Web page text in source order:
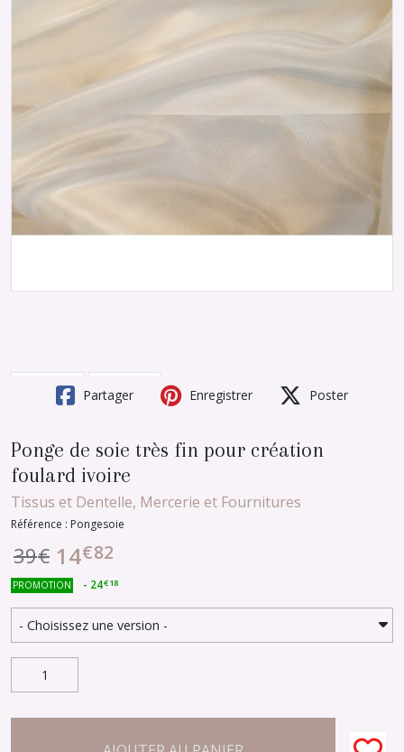
Partager Enregistrer Poster
Ponge de soie très fin pour création
foulard ivoire
Tissus et Dentelle, Mercerie et Fournitures
Référence : Pongesoie
39€ 14€82
PROMOTION - 24€18